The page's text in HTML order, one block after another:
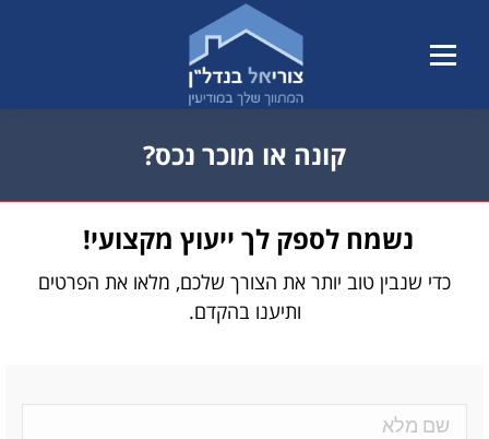
קונה או מוכר נכס?
נשמח לספק לך ייעוץ מקצועי!
כדי שנבין טוב יותר את הצורך שלכם, מלאו את הפרטים
ותיענו בהקדם.